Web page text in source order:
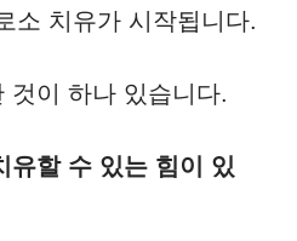
소 치유가 시작됩니다.
것이 하나 있습니다.
유할 수 있는 힘이 있